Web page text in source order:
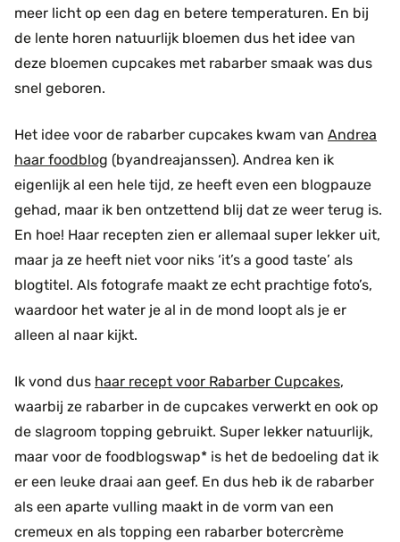
meer licht op een dag en betere temperaturen. En bij
de lente horen natuurlijk bloemen dus het idee van
deze bloemen cupcakes met rabarber smaak was dus
snel geboren.
Het idee voor de rabarber cupcakes kwam van Andrea
haar foodblog (byandreajanssen). Andrea ken ik
eigenlijk al een hele tijd, ze heeft even een blogpauze
gehad, maar ik ben ontzettend blij dat ze weer terug is.
En hoe! Haar recepten zien er allemaal super lekker uit,
maar ja ze heeft niet voor niks ‘it’s a good taste’ als
blogtitel. Als fotografe maakt ze echt prachtige foto’s,
waardoor het water je al in de mond loopt als je er
alleen al naar kijkt.
Ik vond dus haar recept voor Rabarber Cupcakes,
waarbij ze rabarber in de cupcakes verwerkt en ook op
de slagroom topping gebruikt. Super lekker natuurlijk,
maar voor de foodblogswap* is het de bedoeling dat ik
er een leuke draai aan geef. En dus heb ik de rabarber
als een aparte vulling maakt in de vorm van een
cremeux en als topping een rabarber botercrème